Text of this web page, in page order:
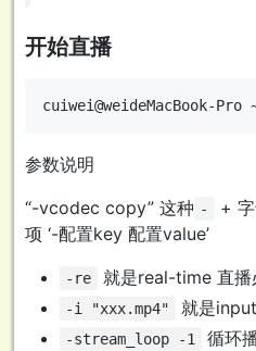
开始直播
参数说明
“-vcodec copy” 这种 -
+
项 ‘-配置key 配置value’
-re 就是real-time 直播
-i "xxx.mp4" 就是
-stream_loop -1 循环